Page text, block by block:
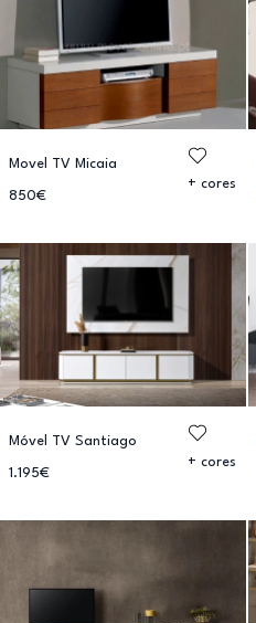
Movel TV Micaia
850€
+ cores
Móvel TV Santiago
1.195€
+ cores